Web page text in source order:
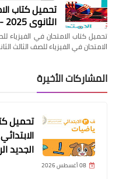
تحميل كتاب
الثانوي 2025 - 2026
الامتحان في الفيزياء للصف الثالث
المشاركات الأخيرة
تحميل
الجديد
08 أغسطس 2026